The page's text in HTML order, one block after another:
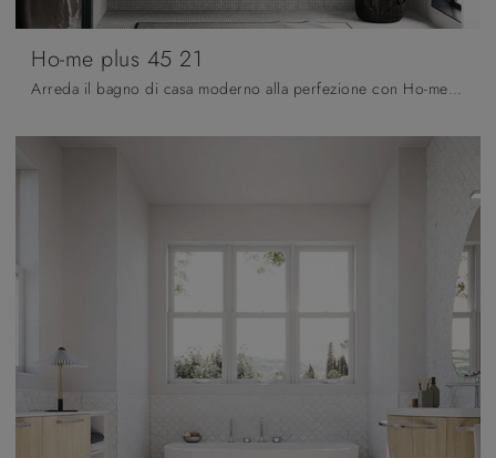
Ho-me plus 45 21
Arreda il bagno di casa moderno alla perfezione con Ho-me plus 45 21, mobili bagno sospesi e accessori in laccato opaco di Arbi.